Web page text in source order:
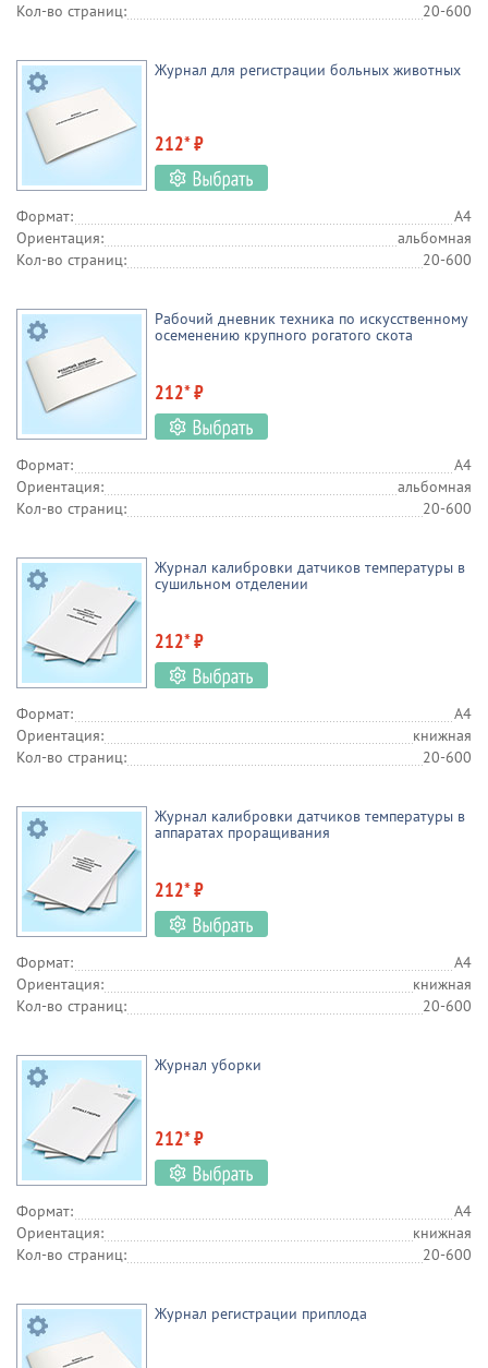
Кол-во страниц:
20-600
Журнал для регистрации больных животных
212* ₽
Формат:
А4
Ориентация:
альбомная
Кол-во страниц:
20-600
Рабочий дневник техника по искусственному
осеменению крупного рогатого скота
212* ₽
Формат:
А4
Ориентация:
альбомная
Кол-во страниц:
20-600
Журнал калибровки датчиков температуры в
сушильном отделении
212* ₽
Формат:
А4
Ориентация:
книжная
Кол-во страниц:
20-600
Журнал калибровки датчиков температуры в
аппаратах проращивания
212* ₽
Формат:
А4
Ориентация:
книжная
Кол-во страниц:
20-600
Журнал уборки
212* ₽
Формат:
А4
Ориентация:
книжная
Кол-во страниц:
20-600
Журнал регистрации приплода